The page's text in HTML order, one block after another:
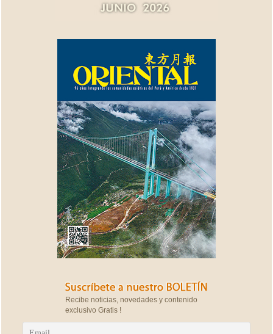
Recibe noticias, novedades y contenido
exclusivo Gratis !